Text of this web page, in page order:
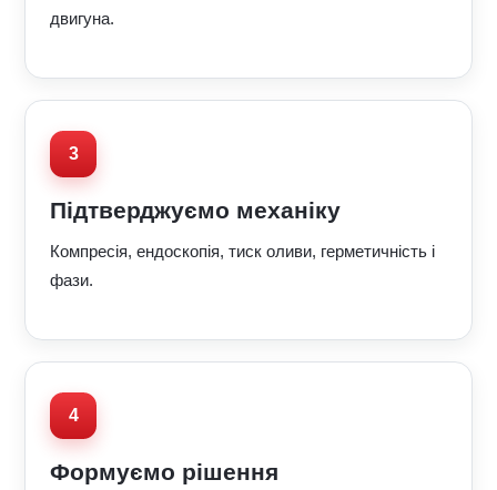
двигуна.
Підтверджуємо механіку
Компресія, ендоскопія, тиск оливи, герметичність і
фази.
Формуємо рішення